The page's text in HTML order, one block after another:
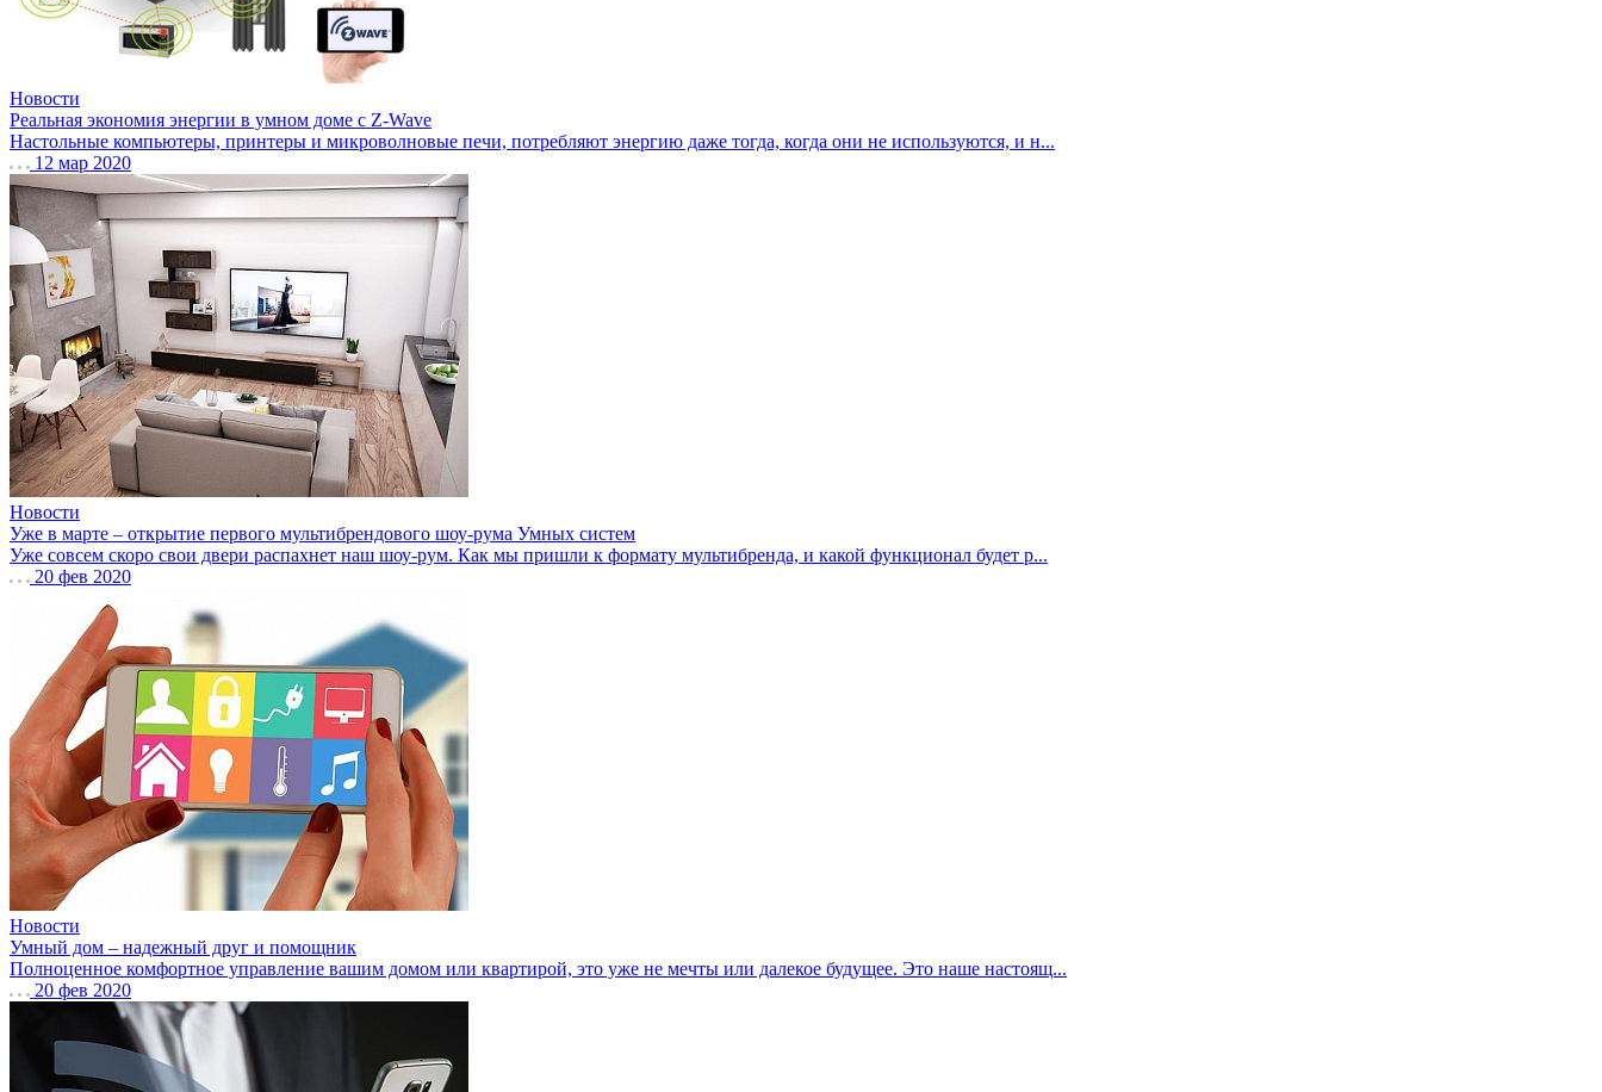
Новости
Реальная экономия энергии в умном доме с Z-Wave
Настольные компьютеры, принтеры и микроволновые печи, потребляют энергию даже тогда, когда они не используются, и н...
12 мар 2020
Новости
Уже в марте – открытие первого мультибрендового шоу-рума Умных систем
Уже совсем скоро свои двери распахнет наш шоу-рум. Как мы пришли к формату мультибренда, и какой функционал будет р...
20 фев 2020
Новости
Умный дом – надежный друг и помощник
Полноценное комфортное управление вашим домом или квартирой, это уже не мечты или далекое будущее. Это наше настоящ...
20 фев 2020